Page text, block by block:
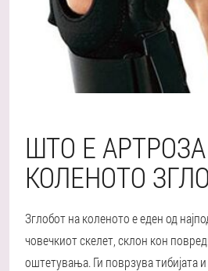
ШТО Е
КОЛЕНОТО
Зглобот на коленото е еден од
човечкиот скелет, склон кон
оштетувања. Ги поврзува тибијата